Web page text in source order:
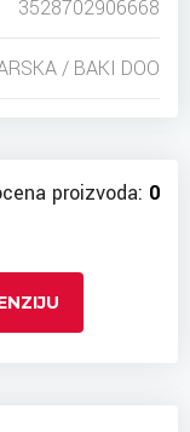
3528702906668
/ BAKI DOO
proizvoda: 0